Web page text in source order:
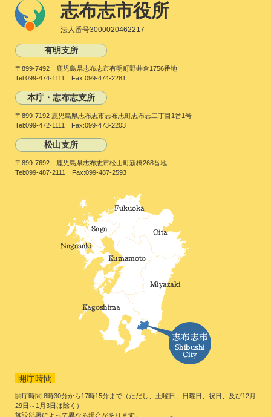
志布志市役所
法人番号3000020462217
有明支所
〒899-7492 鹿児島県志布志市有明町野井倉1756番地
Tel:099-474-1111 Fax:099-474-2281
本庁・志布志支所
〒899-7192 鹿児島県志布志市志布志町志布志二丁目1番1号
Tel:099-472-1111 Fax:099-473-2203
松山支所
〒899-7692 鹿児島県志布志市松山町新橋268番地
Tel:099-487-2111 Fax:099-487-2593
開庁時間
開庁時間:8時30分から17時15分まで（ただし、土曜日、日曜日、祝日、及び12月
29日～1月3日は除く）
施設部署によって異なる場合があります。